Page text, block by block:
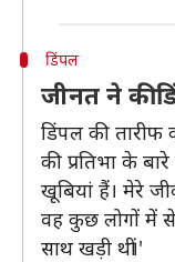
डिंपल
जीनत ने की
डिंपल की
की प्रतिभा के
खूबियां हैं। मेरे
वह कुछ लोगों में
साथ खड़ी थीं।'